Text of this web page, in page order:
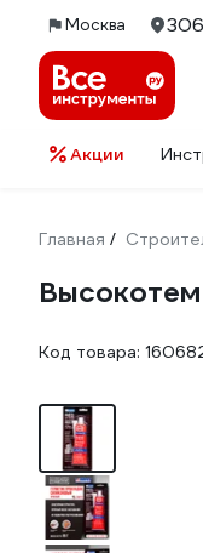
Москва
Акции
Главная /
Код товара: